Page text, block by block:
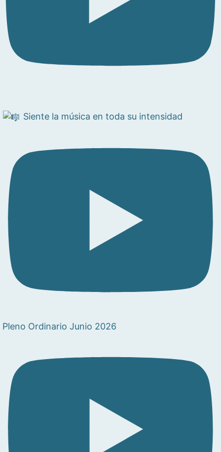
Siente la música en toda su intensidad
Pleno Ordinario Junio 2026